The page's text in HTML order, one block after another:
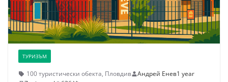
ТУРИЗЪМ
100 туристически обекта, Пловдив Андрей Енев1 year